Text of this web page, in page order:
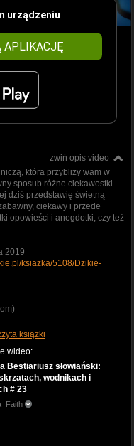
urządzeniu
APLIKACJĘ
zwiń opis video
która przybliży wam w
sposub różne ciekawostki
dziś przedstawię świetną
ciekawy i przede
opowieści i anegdotki, czy też
2019
ksiazka/5108/Dzikie-
książki
wideo:
Bestiariusz słowiański:
wodnikach i
# 23